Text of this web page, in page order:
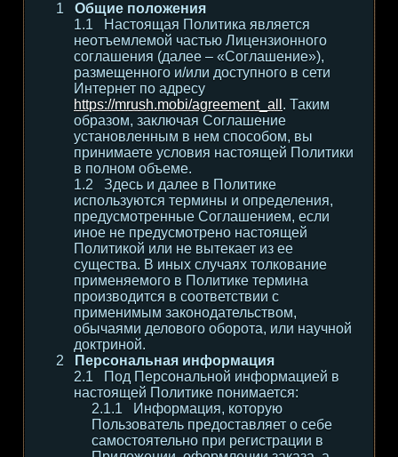
Общие положения
Настоящая Политика является
неотъемлемой частью Лицензионного
соглашения (далее – «Соглашение»),
размещенного и/или доступного в сети
Интернет по адресу
https://mrush.mobi/agreement_all . Таким
образом, заключая Соглашение
установленным в нем способом, вы
принимаете условия настоящей Политики
в полном объеме.
Здесь и далее в Политике
используются термины и определения,
предусмотренные Соглашением, если
иное не предусмотрено настоящей
Политикой или не вытекает из ее
существа. В иных случаях толкование
применяемого в Политике термина
производится в соответствии с
применимым законодательством,
обычаями делового оборота, или научной
доктриной.
Персональная информация
Под Персональной информацией в
настоящей Политике понимается:
Информация, которую
Пользователь предоставляет о себе
самостоятельно при регистрации в